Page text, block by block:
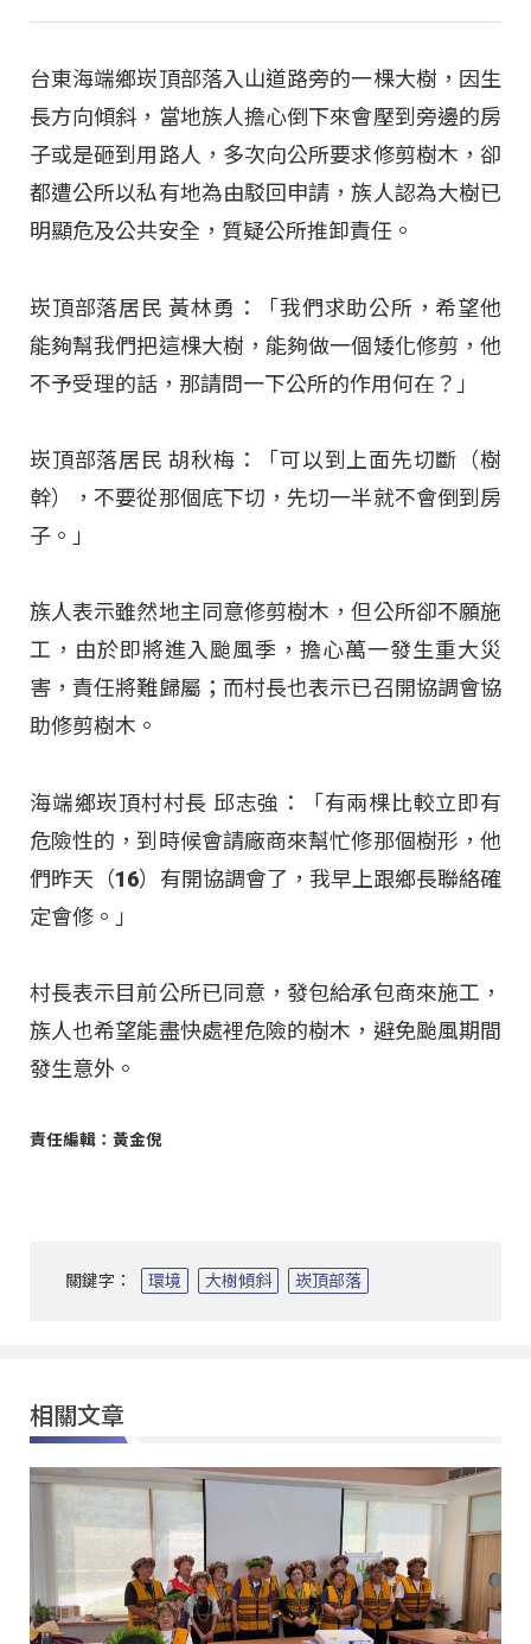
台東海端鄉崁頂部落入山道路旁的一棵大樹，因生
長方向傾斜，當地族人擔心倒下來會壓到旁邊的房
子或是砸到用路人，多次向公所要求修剪樹木，卻
都遭公所以私有地為由駁回申請，族人認為大樹已
明顯危及公共安全，質疑公所推卸責任。
崁頂部落居民 黃林勇：「我們求助公所，希望他
能夠幫我們把這棵大樹，能夠做一個矮化修剪，他
不予受理的話，那請問一下公所的作用何在？」
崁頂部落居民 胡秋梅：「可以到上面先切斷（樹
幹），不要從那個底下切，先切一半就不會倒到房
子。」
族人表示雖然地主同意修剪樹木，但公所卻不願施
工，由於即將進入颱風季，擔心萬一發生重大災
害，責任將難歸屬；而村長也表示已召開協調會協
助修剪樹木。
海端鄉崁頂村村長 邱志強：「有兩棵比較立即有
危險性的，到時候會請廠商來幫忙修那個樹形，他
們昨天（16）有開協調會了，我早上跟鄉長聯絡確
定會修。」
村長表示目前公所已同意，發包給承包商來施工，
族人也希望能盡快處裡危險的樹木，避免颱風期間
發生意外。
責任編輯：黃金倪
關鍵字： 環境 大樹傾斜 崁頂部落
相關文章